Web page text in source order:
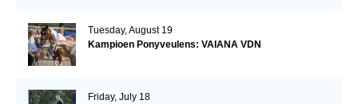
Tuesday, August 19
Kampioen Ponyveulens: VAIANA VDN
Friday, July 18